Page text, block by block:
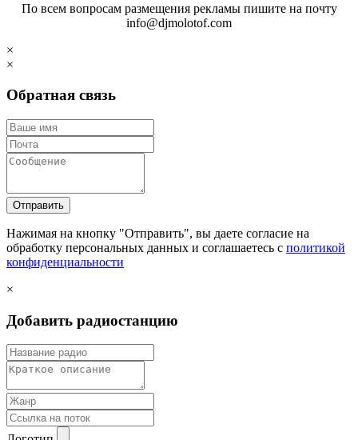
По всем вопросам размещения рекламы пишите на почту
info@djmolotof.com
×
×
Обратная связь
Отправить
Нажимая на кнопку "Отправить", вы даете согласие на
обработку персональных данных и соглашаетесь c политикой
конфиденциальности
×
Добавить радиостанцию